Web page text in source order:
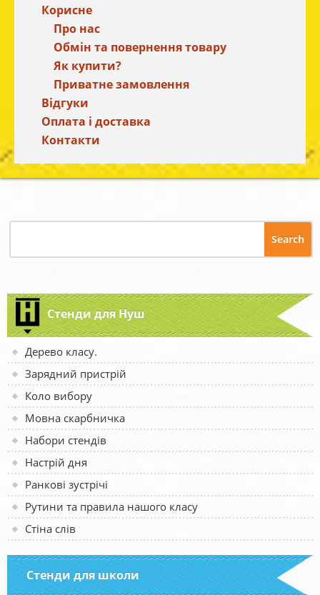
Корисне
Про нас
Обмін та повернення товару
Як купити?
Приватне замовлення
Відгуки
Оплата і доставка
Контакти
Стенди для Нуш
Дерево класу.
Зарядний пристрій
Коло вибору
Мовна скарбничка
Набори стендів
Настрій дня
Ранкові зустрічі
Рутини та правила нашого класу
Стіна слів
Стенди для школи